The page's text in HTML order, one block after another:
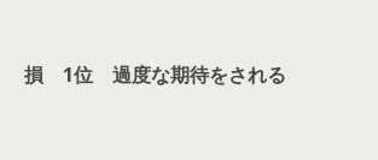
損 1位 過度な期待をされる